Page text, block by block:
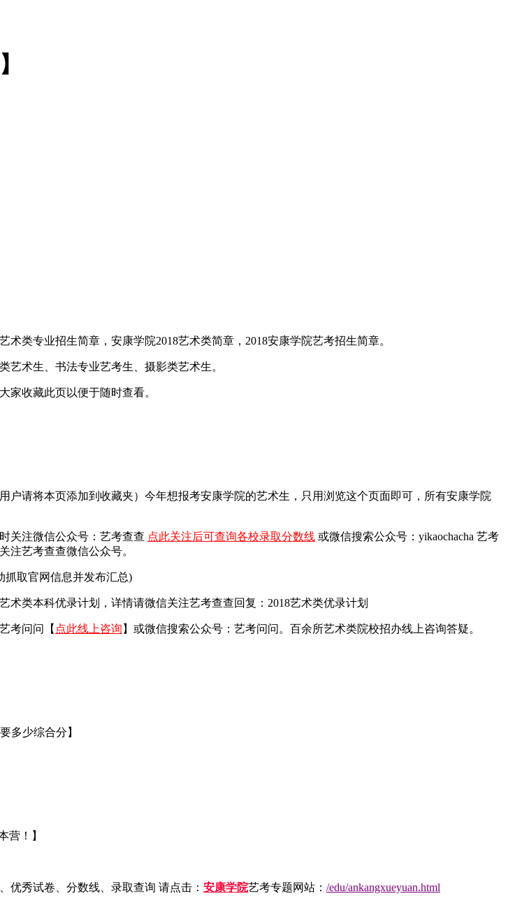
类专业招生简章，安康学院2018艺术类简章，2018安康学院艺考招生简章。
艺术生、书法专业艺考生、摄影类艺术生。
家收藏此页以便于随时查看。
户请将本页添加到收藏夹）今年想报考安康学院的艺术生，只用浏览这个页面即可，所有安康学院
关注微信公众号：艺考查查 点此关注后可查询各校录取分数线 或微信搜索公众号：yikaochacha 艺考
注艺考查查微信公众号。
抓取官网信息并发布汇总)
类本科优录计划，详情请微信关注艺考查查回复：2018艺术类优录计划
考问问【 点此线上咨询 】或微信搜索公众号：艺考问问。百余所艺术类院校招办线上咨询答疑。
多少综合分】
营！】
优秀试卷、分数线、录取查询 请点击： 安康学院艺考专题网站： /edu/ankangxueyuan.html